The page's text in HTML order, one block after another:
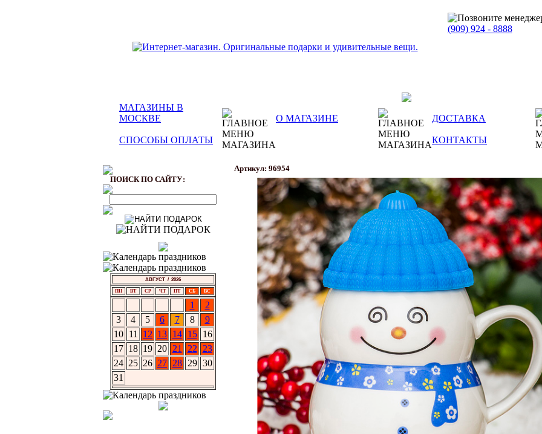
(909) 924 - 8888
МАГАЗИНЫ В
МОСКВЕ
О МАГАЗИНЕ ДОСТАВКА
СПОСОБЫ ОПЛАТЫ КОНТАКТЫ
ПОИСК ПО САЙТУ:
АВГУСТ / 2026
ПН ВТ СР ЧТ ПТ СБ ВС
1
2
3
4 5 6 7 8
9
10 11 12 13 14 15
16
17 18 19 20 21 22
23
24 25 26 27 28 29 30
31
Артикул: 96954